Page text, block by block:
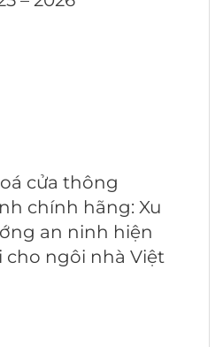
cửa thông
chính hãng: Xu
an ninh hiện
cho ngôi nhà Việt